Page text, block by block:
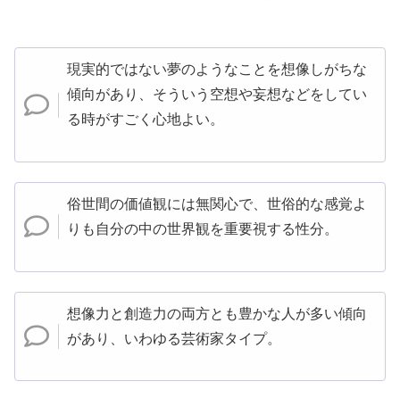
現実的ではない夢のようなことを想像しがちな
傾向があり、そういう空想や妄想などをしてい
る時がすごく心地よい。
俗世間の価値観には無関心で、世俗的な感覚よ
りも自分の中の世界観を重要視する性分。
想像力と創造力の両方とも豊かな人が多い傾向
があり、いわゆる芸術家タイプ。